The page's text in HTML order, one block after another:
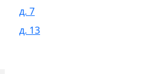
д. 7
д. 13